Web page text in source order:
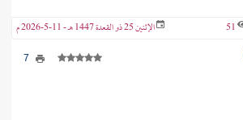
51 الإثنين 25 ذو القعدة 1447 هـ - 11-5-2026 م